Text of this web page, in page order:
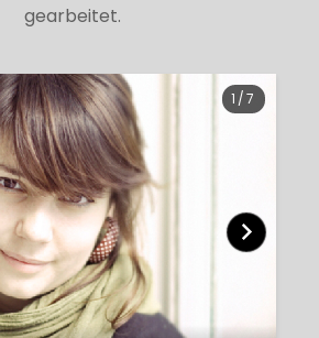
gearbeitet.
1 /7